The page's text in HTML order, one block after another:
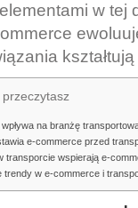
w tej
na branżę
e-commerce przed
transporcie wspierają e-
trendy w e-commerce i